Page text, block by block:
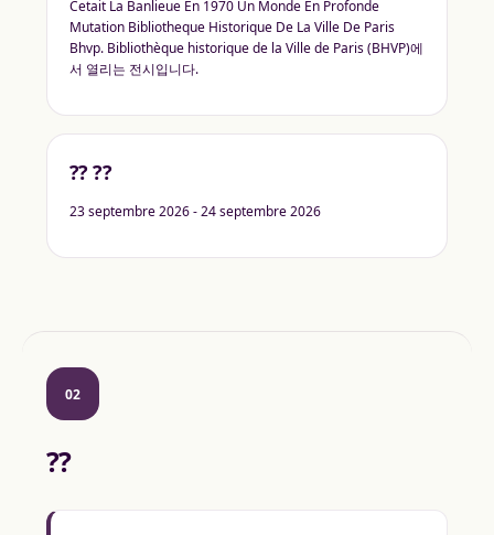
Cetait La Banlieue En 1970 Un Monde En Profonde
Mutation Bibliotheque Historique De La Ville De Paris
Bhvp. Bibliothèque historique de la Ville de Paris (BHVP)에
서 열리는 전시입니다.
?? ??
23 septembre 2026 - 24 septembre 2026
02
??